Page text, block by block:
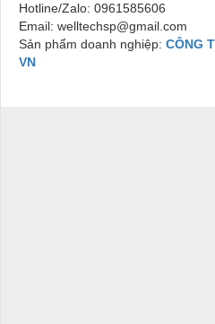
Hotline/Zalo: 0961585606
Email: welltechsp@gmail.com
Sản phẩm doanh nghiệp: CÔNG
VN